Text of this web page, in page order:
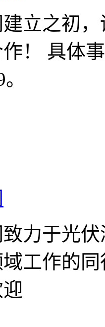
立之初
！ 具体
力于光
工作的